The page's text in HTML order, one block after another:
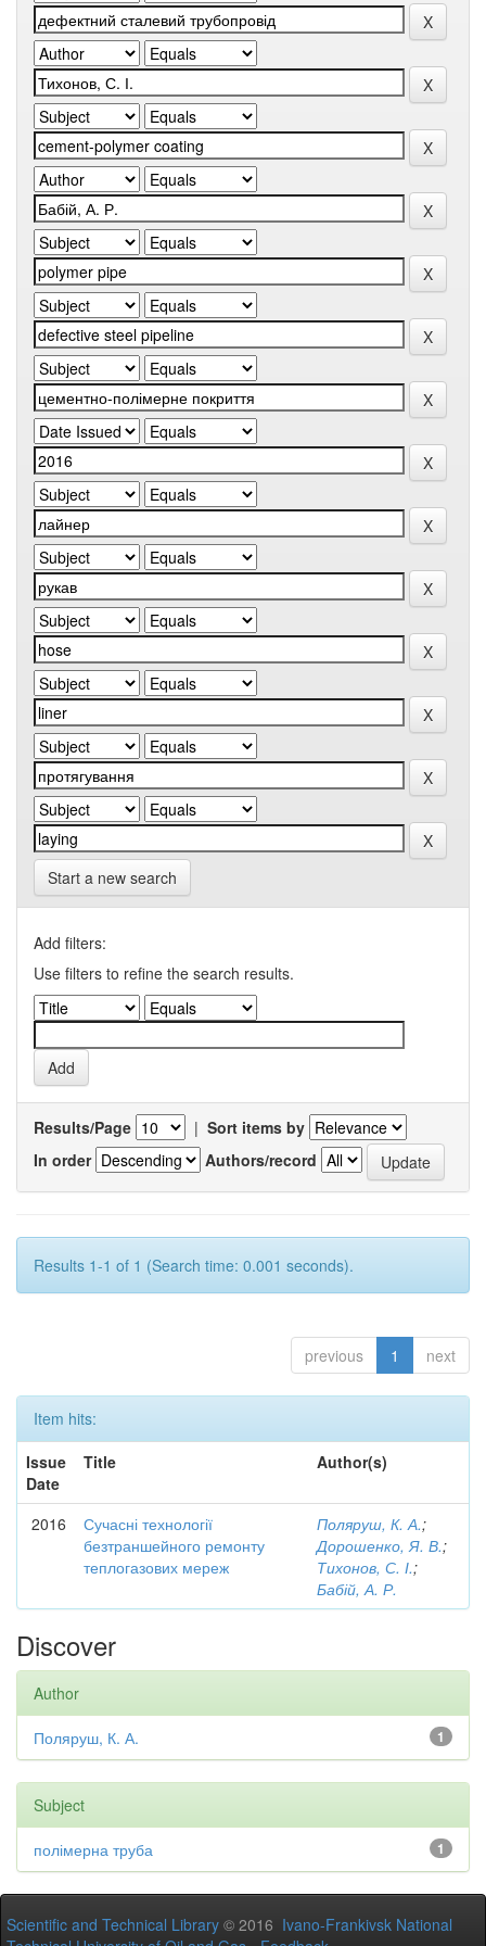
Start a new search
Add filters:
Use filters to refine the search results.
Results/Page | Sort items by
In order
Authors/record
Results 1-1 of 1 (Search time: 0.001 seconds).
previous 1 next
Item hits:
Issue
Date
Title Author(s)
2016
Сучасні технології
безтраншейного ремонту
теплогазових мереж
Поляруш, К. А.;
Дорошенко, Я. В.;
Тихонов, С. І.;
Бабій, А. Р.
Discover
Author
1
Поляруш, К. А.
Subject
1
полімерна труба
Scientific and Technical Library © 2016 Ivano-Frankivsk National